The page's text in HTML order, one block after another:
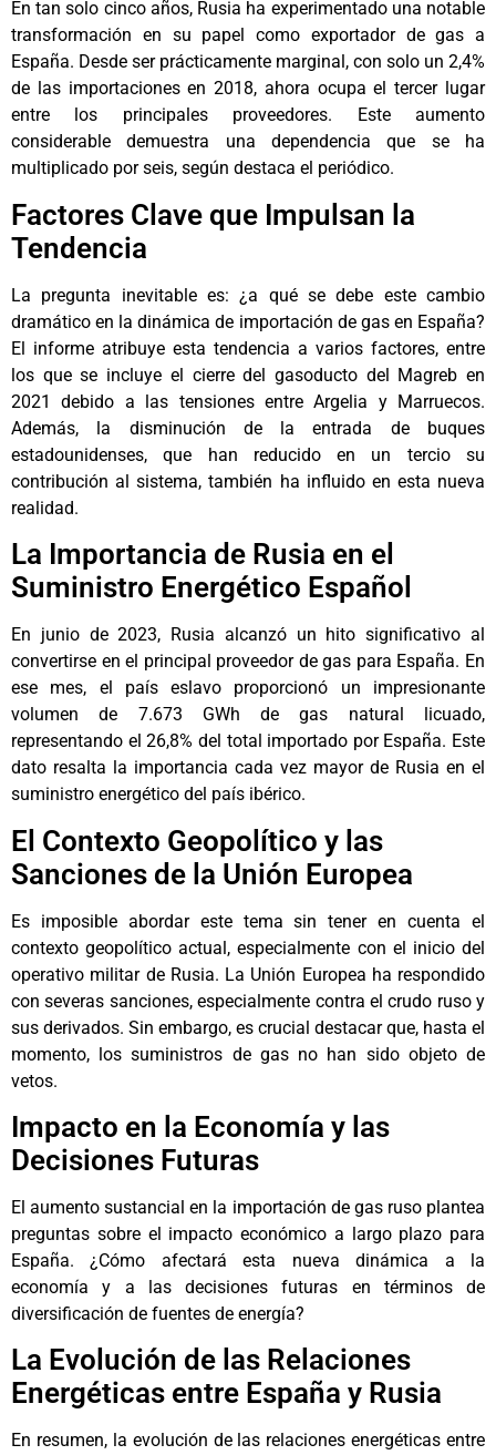
En tan solo cinco años, Rusia ha experimentado una notable
transformación en su papel como exportador de gas a
España. Desde ser prácticamente marginal, con solo un 2,4%
de las importaciones en 2018, ahora ocupa el tercer lugar
entre los principales proveedores. Este aumento
considerable demuestra una dependencia que se ha
multiplicado por seis, según destaca el periódico.
Factores Clave que Impulsan la
Tendencia
La pregunta inevitable es: ¿a qué se debe este cambio
dramático en la dinámica de importación de gas en España?
El informe atribuye esta tendencia a varios factores, entre
los que se incluye el cierre del gasoducto del Magreb en
2021 debido a las tensiones entre Argelia y Marruecos.
Además, la disminución de la entrada de buques
estadounidenses, que han reducido en un tercio su
contribución al sistema, también ha influido en esta nueva
realidad.
La Importancia de Rusia en el
Suministro Energético Español
En junio de 2023, Rusia alcanzó un hito significativo al
convertirse en el principal proveedor de gas para España. En
ese mes, el país eslavo proporcionó un impresionante
volumen de 7.673 GWh de gas natural licuado,
representando el 26,8% del total importado por España. Este
dato resalta la importancia cada vez mayor de Rusia en el
suministro energético del país ibérico.
El Contexto Geopolítico y las
Sanciones de la Unión Europea
Es imposible abordar este tema sin tener en cuenta el
contexto geopolítico actual, especialmente con el inicio del
operativo militar de Rusia. La Unión Europea ha respondido
con severas sanciones, especialmente contra el crudo ruso y
sus derivados. Sin embargo, es crucial destacar que, hasta el
momento, los suministros de gas no han sido objeto de
vetos.
Impacto en la Economía y las
Decisiones Futuras
El aumento sustancial en la importación de gas ruso plantea
preguntas sobre el impacto económico a largo plazo para
España. ¿Cómo afectará esta nueva dinámica a la
economía y a las decisiones futuras en términos de
diversificación de fuentes de energía?
La Evolución de las Relaciones
Energéticas entre España y Rusia
En resumen, la evolución de las relaciones energéticas entre